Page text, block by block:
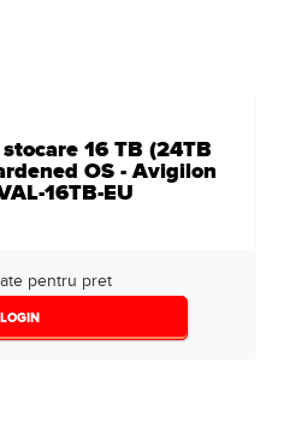
16 TB (24TB
OS - Avigilon
16TB-EU
pentru pret
LOGIN